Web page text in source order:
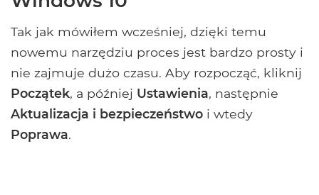
Tak jak mówiłem wcześniej, dzięki temu
nowemu narzędziu proces jest bardzo prosty i
nie zajmuje dużo czasu. Aby rozpocząć, kliknij
Początek, a później Ustawienia, następnie
Aktualizacja i bezpieczeństwo i wtedy
Poprawa.